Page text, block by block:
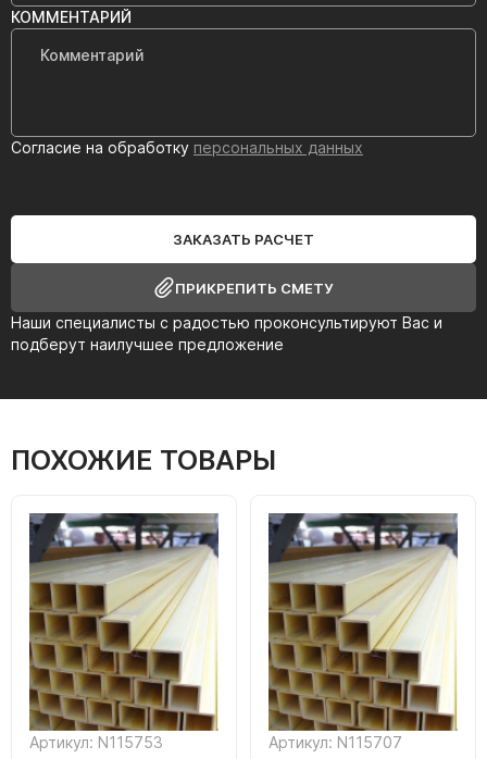
Наши специалисты с радостью проконсультируют Вас и
подберут наилучшее предложение
КОММЕНТАРИЙ
Согласие на обработку персональных данных
ЗАКАЗАТЬ РАСЧЕТ
ПРИКРЕПИТЬ СМЕТУ
ПОХОЖИЕ ТОВАРЫ
Артикул: N115753 Артикул: N115707